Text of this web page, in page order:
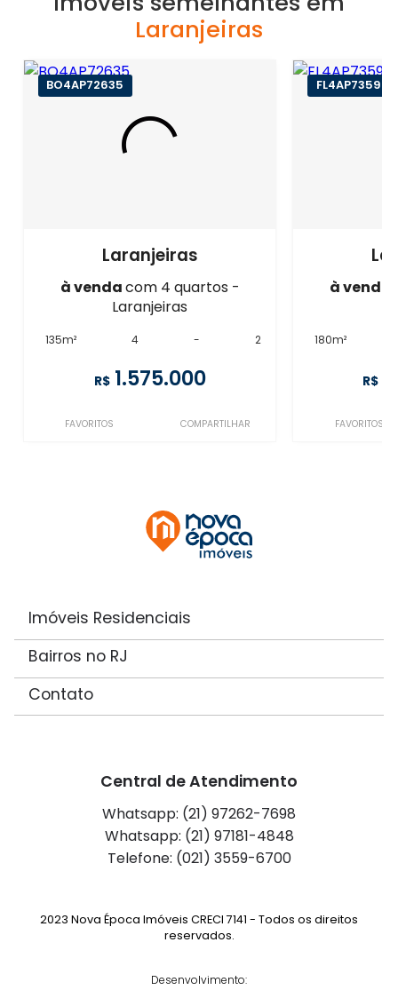
Laranjeiras
BO4AP72635
Laranjeiras
à vendacom 4 quartos -
Laranjeiras
135m² 4 - 2
R$ 1.575.000
FAVORITOS COMPARTILHAR
FL4AP73590
à venda
180m²
R$
FAVORITOS
Imóveis Residenciais
Bairros no RJ
Contato
Central de Atendimento
Whatsapp: (21) 97262-7698
Whatsapp: (21) 97181-4848
Telefone: (021) 3559-6700
2023 Nova Época Imóveis CRECI 7141 - Todos os direitos
reservados.
Desenvolvimento: